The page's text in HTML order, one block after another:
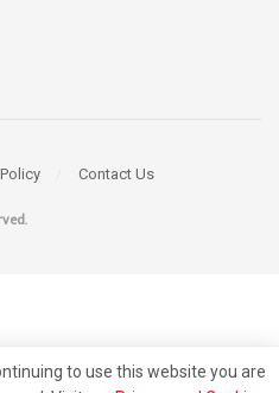
Contact Us
to use this website you are